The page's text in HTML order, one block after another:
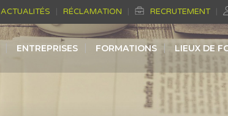
ACTUALITÉS RÉCLAMATION RECRUTEMENT
ENTREPRISES FORMATIONS LIEUX DE